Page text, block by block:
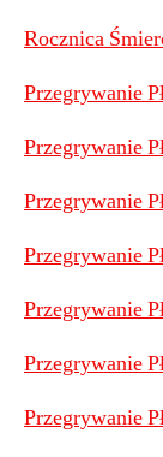
Rocznica
Przegrywanie
Przegrywanie
Przegrywanie
Przegrywanie
Przegrywanie
Przegrywanie
Przegrywanie